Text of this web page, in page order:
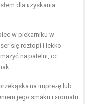
dla uzyskania
w piekarniku w
ser się roztopi i lekko
na patelni, co
na imprezę lub
jego smaku i aromatu.